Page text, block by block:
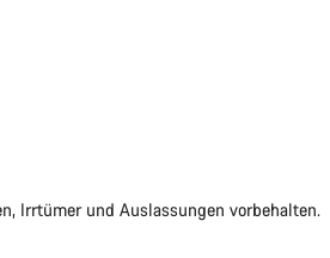
Irrtümer und Auslassungen vorbehalten.